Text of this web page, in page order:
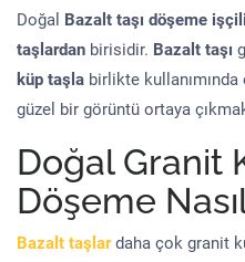
Doğal Bazalt taşı döşeme
taşlardan birisidir. Bazalt taşı
küp taşla birlikte
güzel bir görüntü ortaya
Doğal Granit
Döşeme Nasıl
Bazalt taşlardaha çok granit